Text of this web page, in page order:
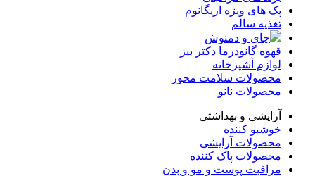
پک های ویژه اریگانوم
تغذیه سالم
چای و دمنوش
قهوه گانودرما دکتر بیز
لوازم آشپزخانه
محصولات سلامت محور
محصولات نانو
آرایشی و بهداشتی
خوشبو کننده
محصولات آرایشی
محصولات پاک کننده
مراقبت پوست و مو و بدن